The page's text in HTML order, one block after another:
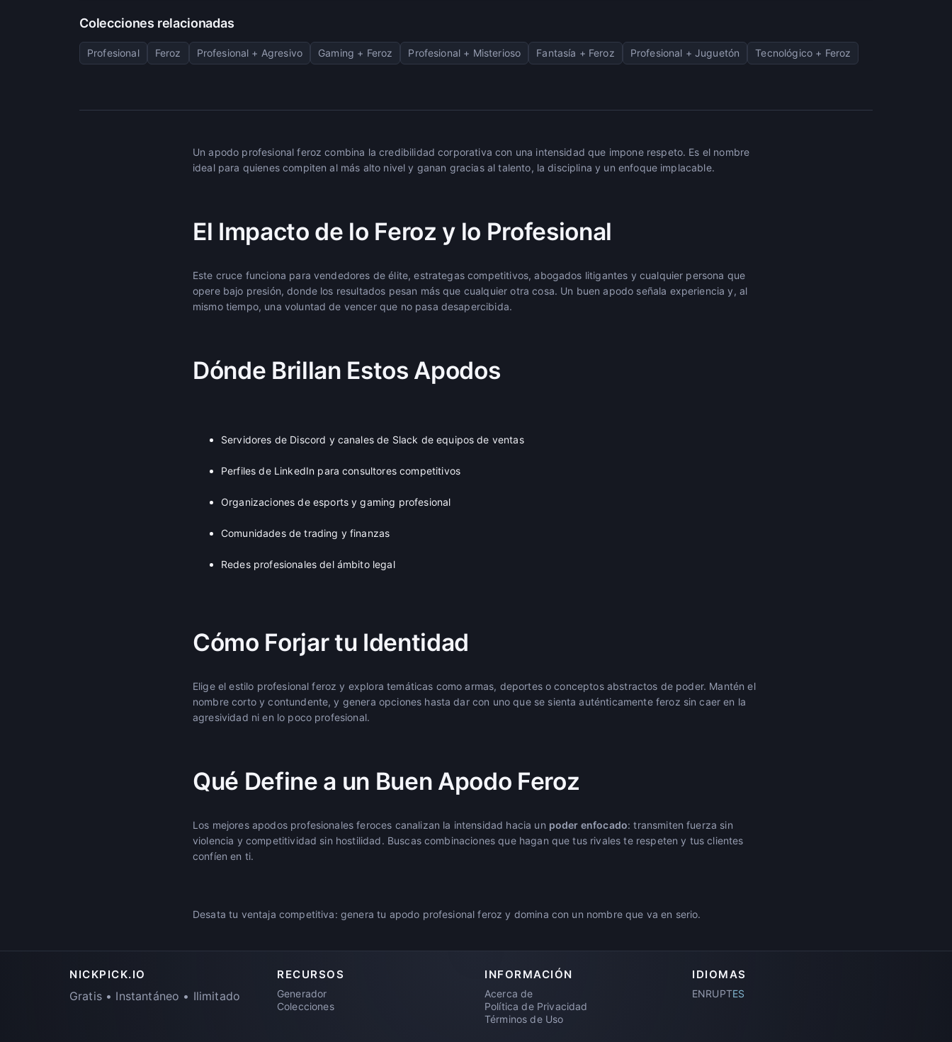
Colecciones relacionadas
Profesional Feroz Profesional + Agresivo Gaming + Feroz Profesional + Misterioso Fantasía + Feroz Profesional + Juguetón Tecnológico + Feroz
Un apodo profesional feroz combina la credibilidad corporativa con una intensidad que impone respeto. Es el nombre
ideal para quienes compiten al más alto nivel y ganan gracias al talento, la disciplina y un enfoque implacable.
El Impacto de lo Feroz y lo Profesional
Este cruce funciona para vendedores de élite, estrategas competitivos, abogados litigantes y cualquier persona que
opere bajo presión, donde los resultados pesan más que cualquier otra cosa. Un buen apodo señala experiencia y, al
mismo tiempo, una voluntad de vencer que no pasa desapercibida.
Dónde Brillan Estos Apodos
Servidores de Discord y canales de Slack de equipos de ventas
Perfiles de LinkedIn para consultores competitivos
Organizaciones de esports y gaming profesional
Comunidades de trading y finanzas
Redes profesionales del ámbito legal
Cómo Forjar tu Identidad
Elige el estilo profesional feroz y explora temáticas como armas, deportes o conceptos abstractos de poder. Mantén el
nombre corto y contundente, y genera opciones hasta dar con uno que se sienta auténticamente feroz sin caer en la
agresividad ni en lo poco profesional.
Qué Define a un Buen Apodo Feroz
Los mejores apodos profesionales feroces canalizan la intensidad hacia un poder enfocado: transmiten fuerza sin
violencia y competitividad sin hostilidad. Buscas combinaciones que hagan que tus rivales te respeten y tus clientes
confíen en ti.
Desata tu ventaja competitiva: genera tu apodo profesional feroz y domina con un nombre que va en serio.
NICKPICK.IO
Gratis • Instantáneo • Ilimitado
RECURSOS
Generador
Colecciones
INFORMACIÓN
Acerca de
Política de Privacidad
Términos de Uso
IDIOMAS
ENRUPTES